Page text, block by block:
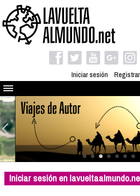
Iniciar sesión
Quienes somos
El proyecto
Blog
Viaja con nosotros
Camino solidario
Libros
Iniciar sesión en